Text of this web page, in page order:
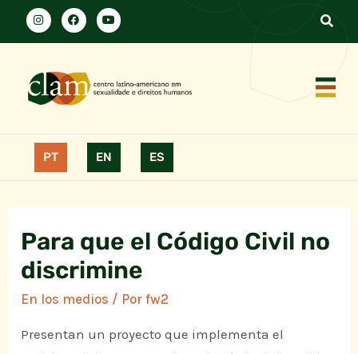
PT EN ES
Para que el Código Civil no
discrimine
En los medios / Porfw2
Presentan un proyecto que implementa el